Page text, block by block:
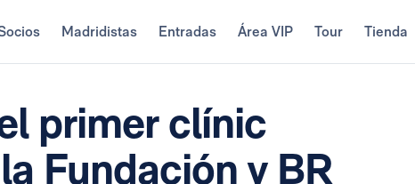
Madridistas Entradas Área VIP Tour Tienda
primer clínic
Fundación y BR